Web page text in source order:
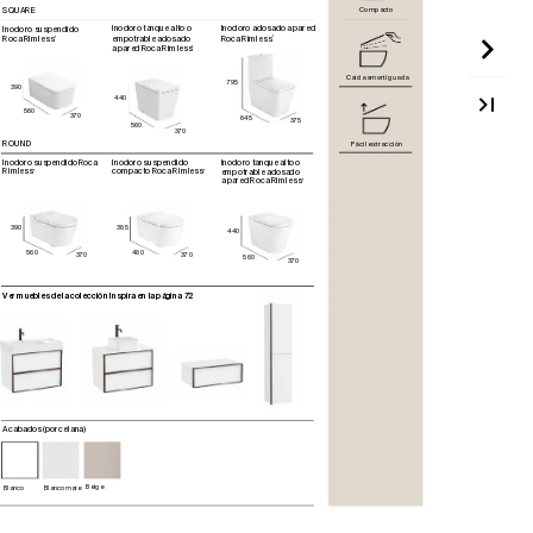
Inodoro tanque a lto o
empotrable adosado
a par ed Roca Rim less®
Inodoro adosado a pared
Roca Rimless®
795
375
645
440
370
560
SQUARE
ROUND
Inodoro suspendido
Roca Rimless®
390
370
560
Inodoro tanque alto o
empotrable adosado
a par ed Roca Rim less®
Inodoro suspendido Roca
Rimless®
Inodoro suspendido
compacto Roca Rimless®
390
370
560
385
370
480
440
370
560
Beige
Blanco mate
Blanco
Acabados (porcelana)
Ver muebl es de la col ección Inspira en la página 72
Compacto
Fácil extracción
Caída amortiguada